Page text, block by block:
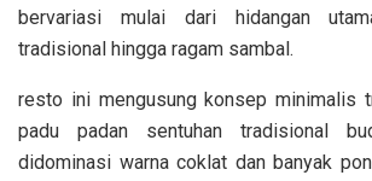
bervariasi mulai dari hidangan
tradisional hingga ragam sambal.
resto ini mengusung konsep minimalis
padu padan sentuhan tradisional
didominasi warna coklat dan banyak